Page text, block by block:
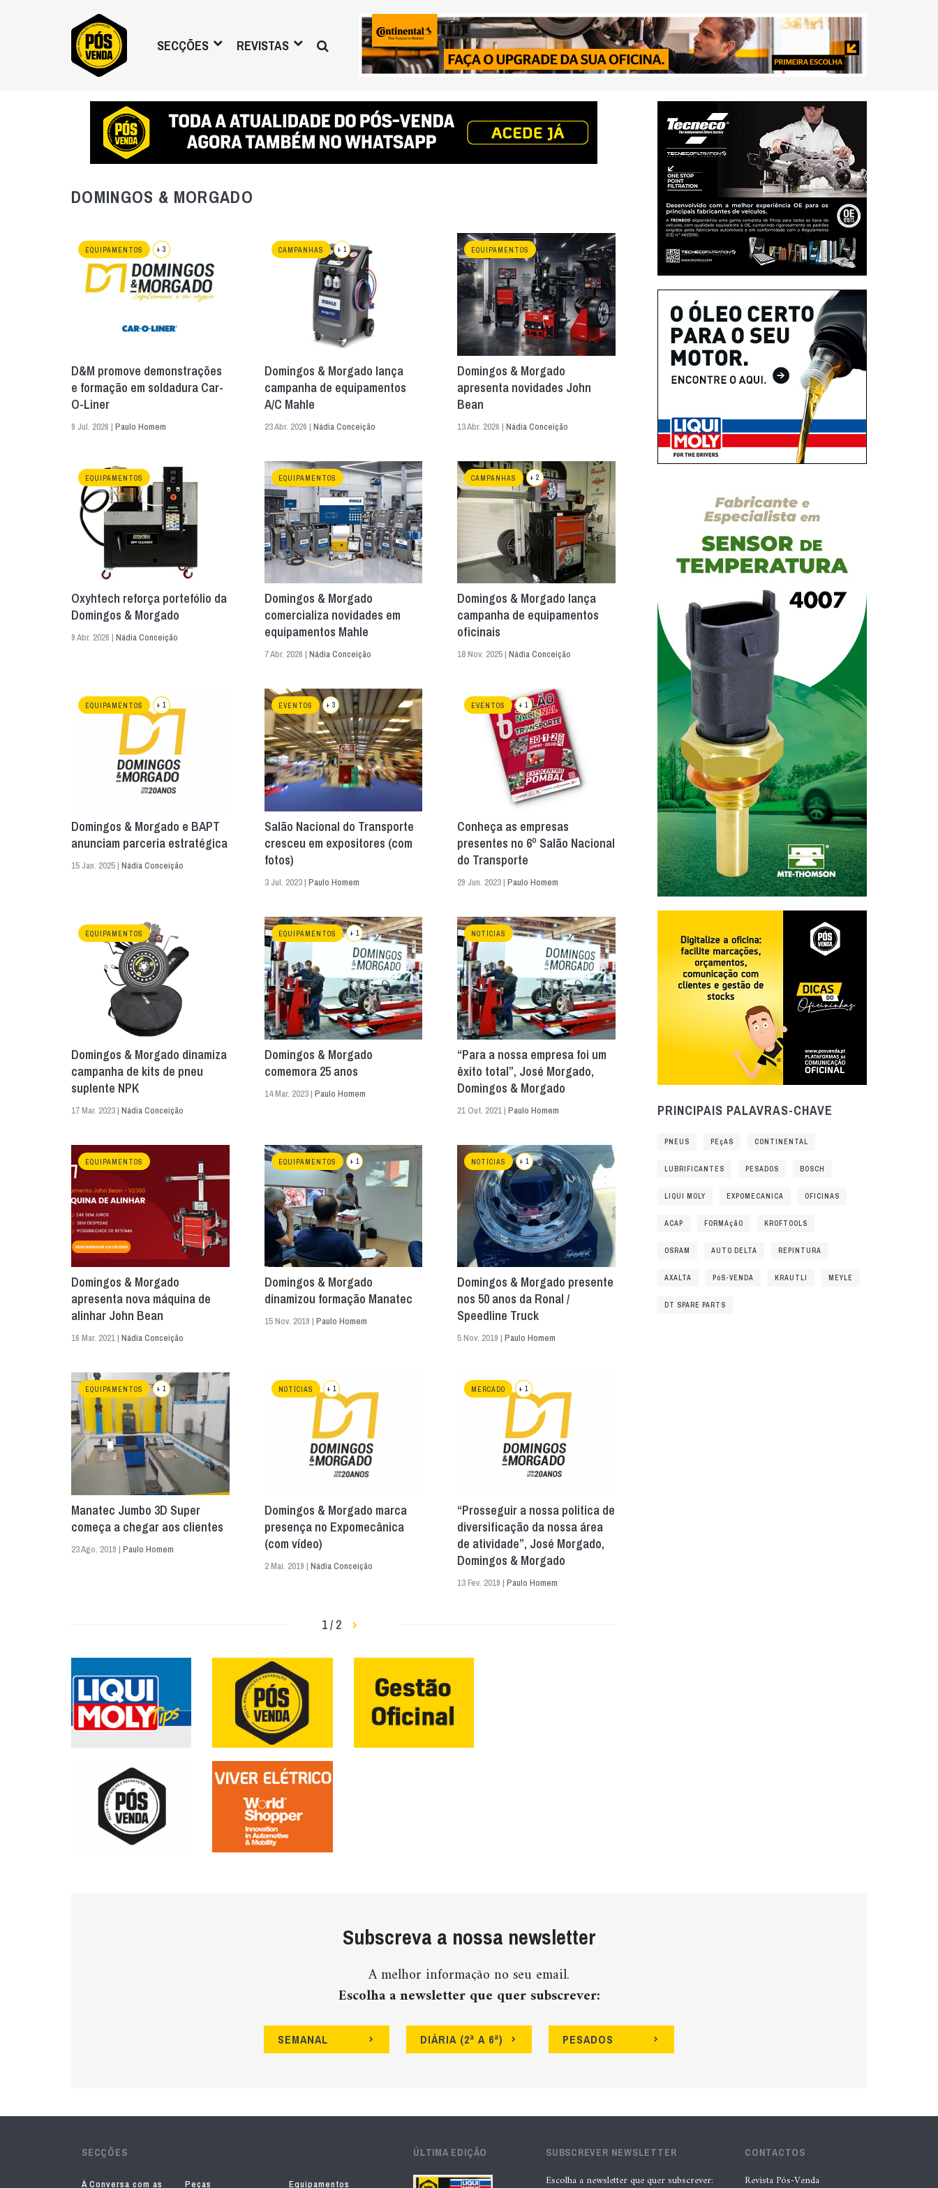
SECÇÕES REVISTAS
DOMINGOS & MORGADO
EQUIPAMENTOS + 3
D&M promove demonstrações
e formação em soldadura Car-
O-Liner
9 Jul. 2026 | Paulo Homem
CAMPANHAS + 1
Domingos & Morgado lança
campanha de equipamentos
A/C Mahle
23 Abr. 2026 | Nádia Conceição
EQUIPAMENTOS
Domingos & Morgado
apresenta novidades John
Bean
13 Abr. 2026 |Nádia Conceição
EQUIPAMENTOS
Oxyhtech reforça portefólio da
Domingos & Morgado
9 Abr. 2026 | Nádia Conceição
EQUIPAMENTOS
Domingos & Morgado
comercializa novidades em
equipamentos Mahle
7 Abr. 2026 | Nádia Conceição
CAMPANHAS + 2
Domingos & Morgado lança
campanha de equipamentos
oficinais
18 Nov. 2025 |Nádia Conceição
EQUIPAMENTOS + 1
Domingos & Morgado e BAPT
anunciam parceria estratégica
15 Jan. 2025 | Nádia Conceição
EVENTOS + 3
Salão Nacional do Transporte
cresceu em expositores (com
fotos)
3 Jul. 2023 | Paulo Homem
EVENTOS + 1
Conheça as empresas
presentes no 6º Salão Nacional
do Transporte
29 Jun. 2023 |Paulo Homem
EQUIPAMENTOS
Domingos & Morgado dinamiza
campanha de kits de pneu
suplente NPK
17 Mar. 2023 | Nádia Conceição
EQUIPAMENTOS + 1
Domingos & Morgado
comemora 25 anos
14 Mar. 2023 | Paulo Homem
NOTÍCIAS
“Para a nossa empresa foi um
êxito total”, José Morgado,
Domingos & Morgado
21 Out. 2021 |Paulo Homem
EQUIPAMENTOS
Domingos & Morgado
apresenta nova máquina de
alinhar John Bean
16 Mar. 2021 | Nádia Conceição
EQUIPAMENTOS + 1
Domingos & Morgado
dinamizou formação Manatec
15 Nov. 2019 | Paulo Homem
NOTÍCIAS + 1
Domingos & Morgado presente
nos 50 anos da Ronal /
Speedline Truck
5 Nov. 2019 |Paulo Homem
EQUIPAMENTOS + 1
Manatec Jumbo 3D Super
começa a chegar aos clientes
23 Ago. 2019 | Paulo Homem
NOTÍCIAS + 1
Domingos & Morgado marca
presença no Expomecânica
(com vídeo)
2 Mai. 2019 | Nádia Conceição
MERCADO + 1
“Prosseguir a nossa politica de
diversificação da nossa área
de atividade”, José Morgado,
Domingos & Morgado
13 Fev. 2019 |Paulo Homem
1 / 2
PRINCIPAIS PALAVRAS-CHAVE
PNEUS PEçAS CONTINENTAL
LUBRIFICANTES PESADOS BOSCH
LIQUI MOLY EXPOMECANICA OFICINAS
ACAP FORMAçãO KROFTOOLS
OSRAM AUTO DELTA REPINTURA
AXALTA PóS-VENDA KRAUTLI MEYLE
DT SPARE PARTS
Subscreva a nossa newsletter
A melhor informação no seu email.
Escolha a newsletter que quer subscrever:
SEMANAL DIÁRIA (2ª A 6ª) PESADOS
SECÇÕES
À Conversa com as Peças Equipamentos
ÚLTIMA EDIÇÃO SUBSCREVER NEWSLETTER
Escolha a newsletter que quer subscrever:
CONTACTOS
Revista Pós-Venda